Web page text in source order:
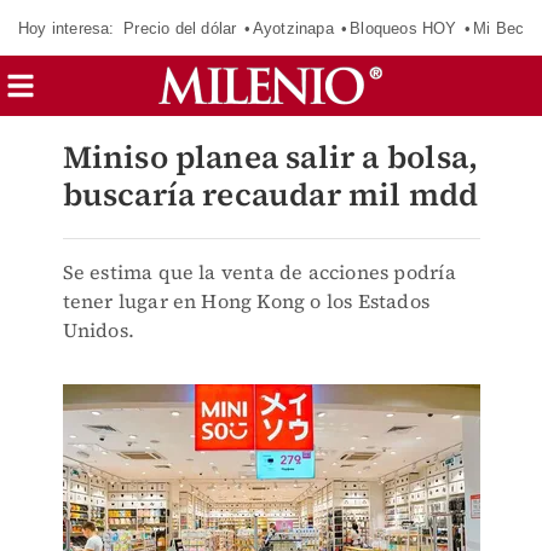
Hoy interesa: Precio del dólar Ayotzinapa Bloqueos HOY Mi Beca
Miniso planea salir a bolsa,
buscaría recaudar mil mdd
Se estima que la venta de acciones podría
tener lugar en Hong Kong o los Estados
Unidos.